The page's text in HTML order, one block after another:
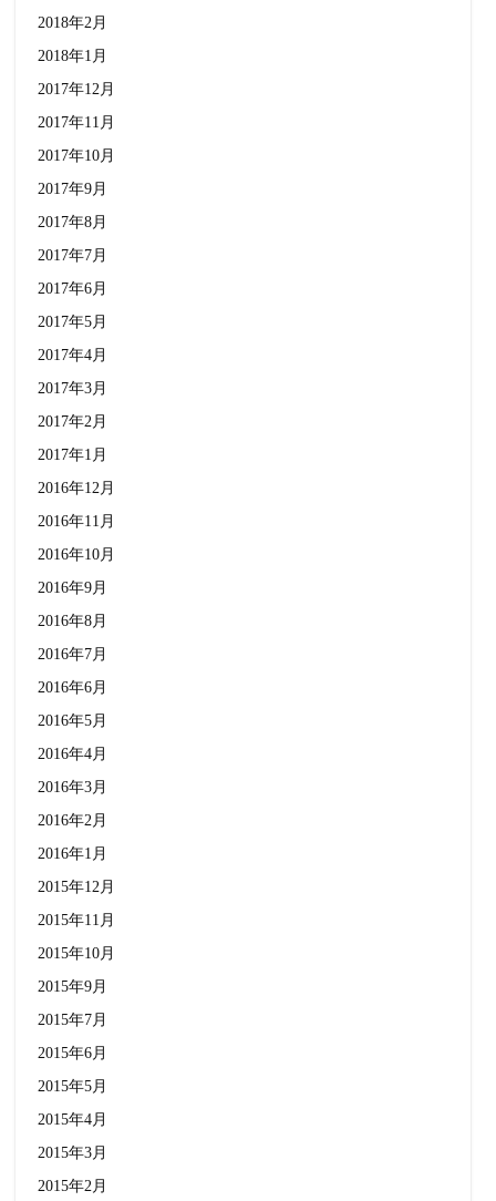
2018年2月
2018年1月
2017年12月
2017年11月
2017年10月
2017年9月
2017年8月
2017年7月
2017年6月
2017年5月
2017年4月
2017年3月
2017年2月
2017年1月
2016年12月
2016年11月
2016年10月
2016年9月
2016年8月
2016年7月
2016年6月
2016年5月
2016年4月
2016年3月
2016年2月
2016年1月
2015年12月
2015年11月
2015年10月
2015年9月
2015年7月
2015年6月
2015年5月
2015年4月
2015年3月
2015年2月